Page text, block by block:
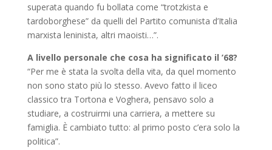
superata quando fu bollata come “trotzkista e
tardoborghese” da quelli del Partito comunista d’Italia
marxista leninista, altri maoisti…”.
A livello personale che cosa ha significato il ’68?
“Per me è stata la svolta della vita, da quel momento
non sono stato più lo stesso. Avevo fatto il liceo
classico tra Tortona e Voghera, pensavo solo a
studiare, a costruirmi una carriera, a mettere su
famiglia. È cambiato tutto: al primo posto c’era solo la
politica”.